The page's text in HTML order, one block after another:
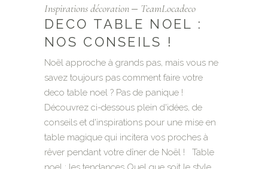
Inspirations décoration TeamLocadeco
DECO TABLE NOEL :
NOS CONSEILS !
Noël approche à grands pas, mais vous ne
savez toujours pas comment faire votre
deco table noel ? Pas de panique !
Découvrez ci-dessous plein d'idées, de
conseils et d'inspirations pour une mise en
table magique qui incitera vos proches à
rêver pendant votre dîner de Noël ! Table